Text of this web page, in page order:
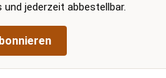
jederzeit abbestellbar.